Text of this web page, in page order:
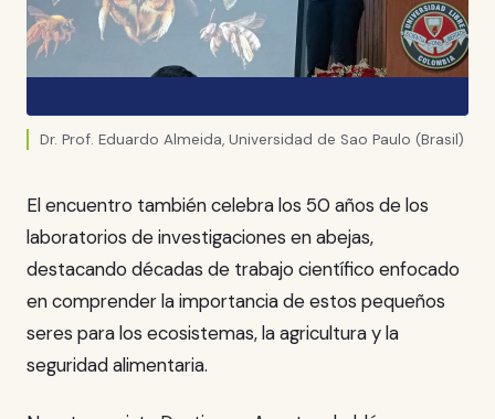
Dr. Prof. Eduardo Almeida, Universidad de Sao Paulo (Brasil)
El encuentro también celebra los 50 años de los
laboratorios de investigaciones en abejas,
destacando décadas de trabajo científico enfocado
en comprender la importancia de estos pequeños
seres para los ecosistemas, la agricultura y la
seguridad alimentaria.